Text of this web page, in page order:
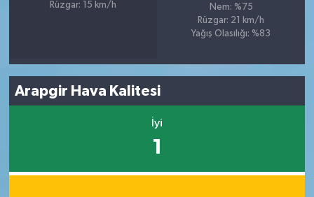
Rüzgar: 15 km/h
Nem: %75
Rüzgar: 21 km/h
Yağış Olasılığı: %83
Arapgir Hava Kalitesi
İyi
1